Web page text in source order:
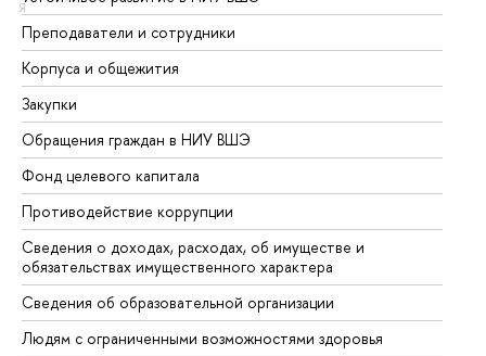
Я
Преподаватели и сотрудники
Корпуса и общежития
Закупки
Обращения граждан в НИУ ВШЭ
Фонд целевого капитала
Противодействие коррупции
Сведения о доходах, расходах, об имуществе и
обязательствах имущественного характера
Сведения об образовательной организации
Людям с ограниченными возможностями здоровья